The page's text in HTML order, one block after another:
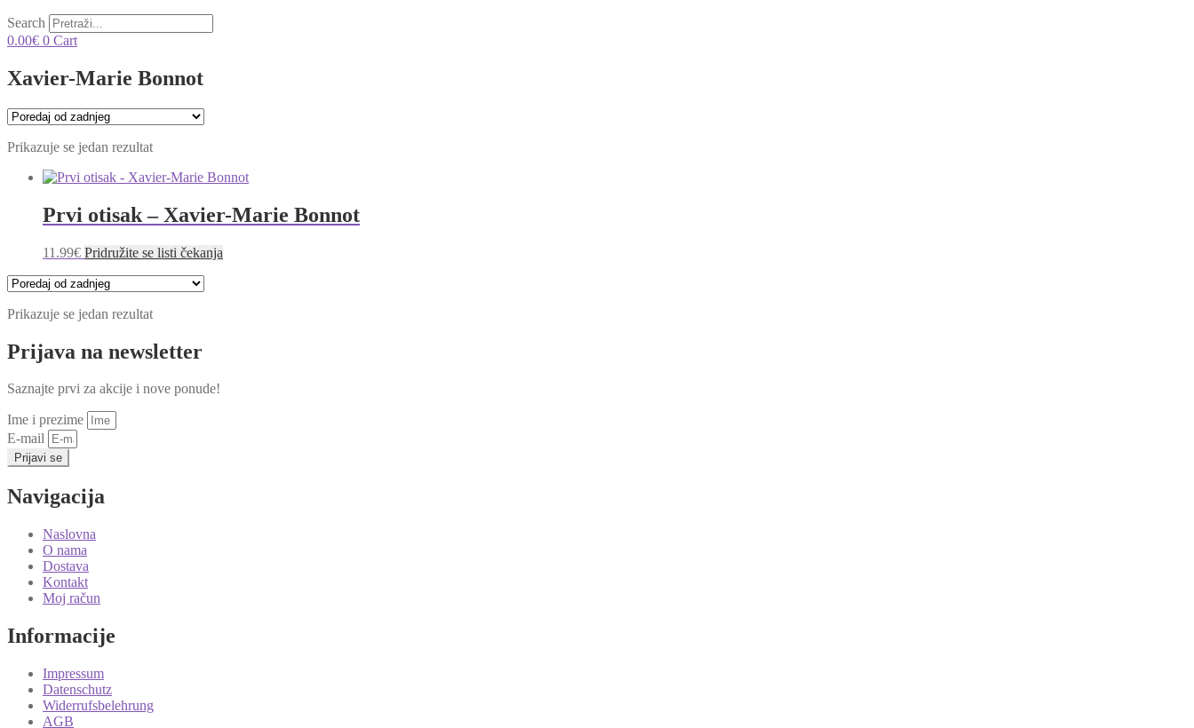
Search
0.00€ 0 Cart
Xavier-Marie Bonnot
Prikazuje se jedan rezultat
Prvi otisak – Xavier-Marie Bonnot
11.99€ Pridružite se listi čekanja
Prikazuje se jedan rezultat
Prijava na newsletter
Saznajte prvi za akcije i nove ponude!
Ime i prezime
E-mail
Prijavi se
Navigacija
Naslovna
O nama
Dostava
Kontakt
Moj račun
Informacije
Impressum
Datenschutz
Widerrufsbelehrung
AGB